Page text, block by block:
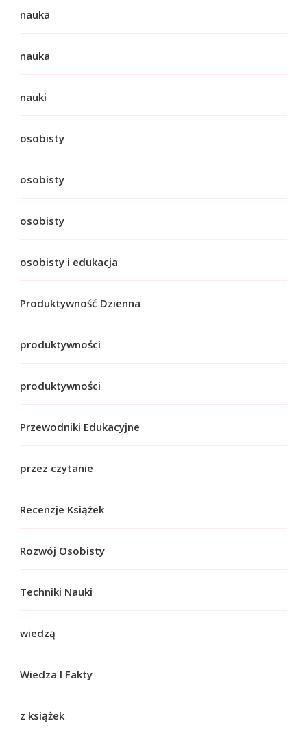
nauka
nauka
nauki
osobisty
osobisty
osobisty
osobisty i edukacja
Produktywność Dzienna
produktywności
produktywności
Przewodniki Edukacyjne
przez czytanie
Recenzje Książek
Rozwój Osobisty
Techniki Nauki
wiedzą
Wiedza I Fakty
z książek